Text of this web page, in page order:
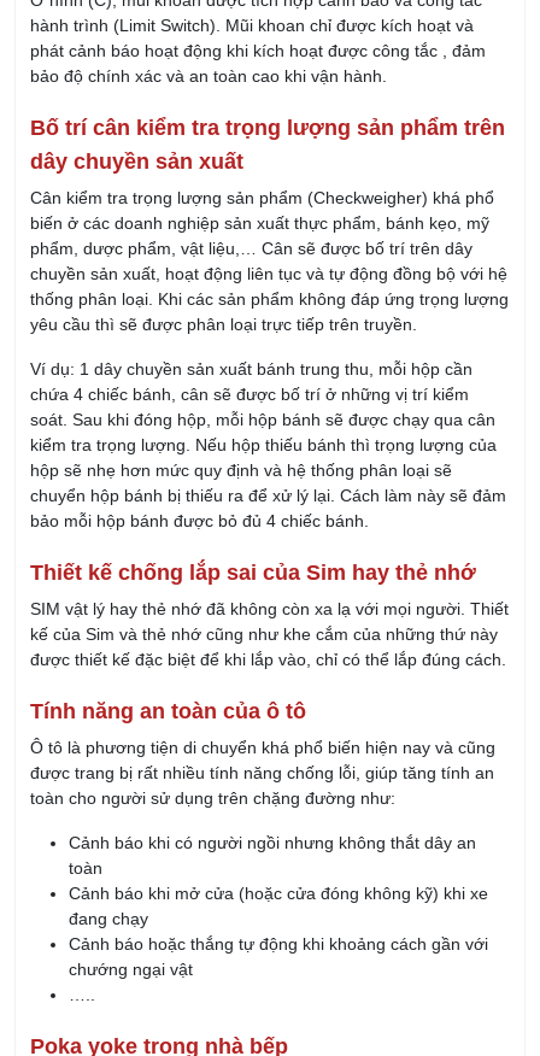
có thể đáp ứng nhu cầu ngày càng cao của người tiêu dùng.
Tuy nhiên, Poka Yoke cũng phát triển không ngừng do đó đơn
vị triển khai cũng cần không ngừng học hỏi và đổi mới để ngày
hợp cũng như các chương trình dành riêng cho doanh nghiệp,
vui lòng liên hệ trực tiếp tới IRTC qua Hotline 0902 419 079.
doanh nghiệp.
Họ và tên:
Email:
Số điện thoại:
Công ty:
Gửi